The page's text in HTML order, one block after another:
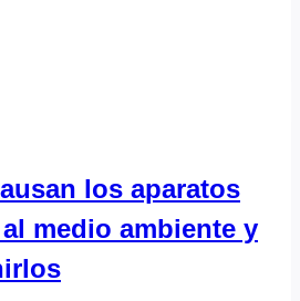
los aparatos
medio ambiente y